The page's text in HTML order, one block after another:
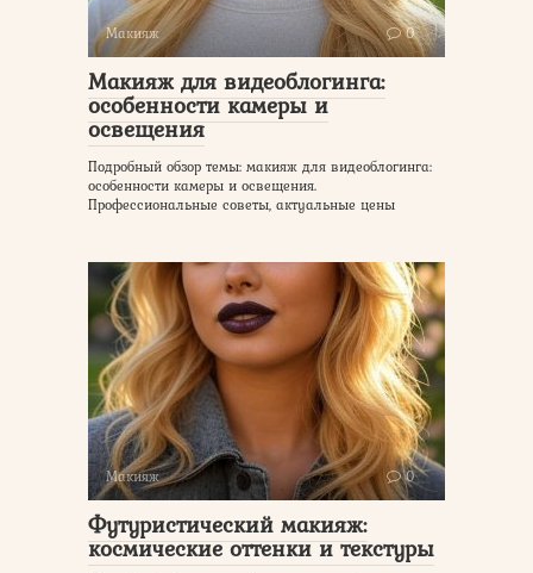
Макияж 0
Макияж для видеоблогинга:
особенности камеры и
освещения
Подробный обзор темы: макияж для видеоблогинга:
особенности камеры и освещения.
Профессиональные советы, актуальные цены
Макияж 0
Футуристический макияж:
космические оттенки и текстуры